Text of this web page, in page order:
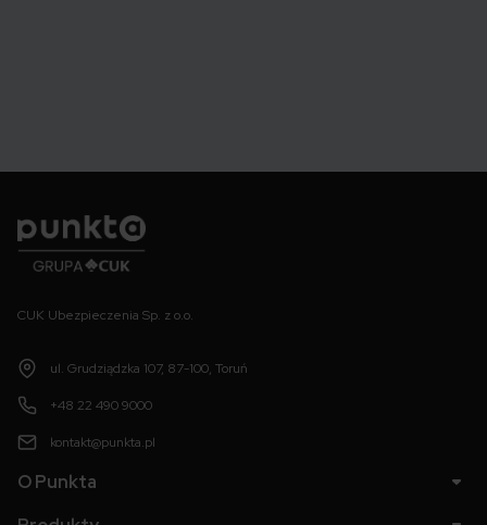
CUK Ubezpieczenia Sp. z o.o.
ul. Grudziądzka 107, 87-100, Toruń
+48 22 490 9000
kontakt@punkta.pl
O Punkta